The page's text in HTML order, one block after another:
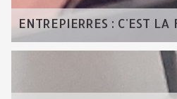
ENTREPIERRES : C'EST